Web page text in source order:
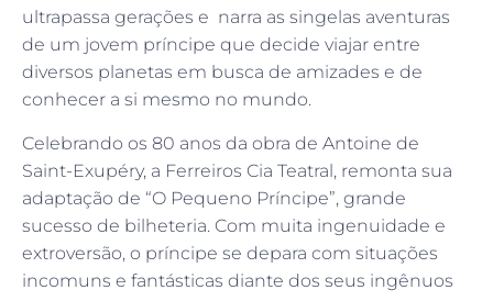
ultrapassa gerações e narra as singelas aventuras
de um jovem príncipe que decide viajar entre
diversos planetas em busca de amizades e de
conhecer a si mesmo no mundo.
Celebrando os 80 anos da obra de Antoine de
Saint-Exupéry, a Ferreiros Cia Teatral, remonta sua
adaptação de “O Pequeno Príncipe”, grande
sucesso de bilheteria. Com muita ingenuidade e
extroversão, o príncipe se depara com situações
incomuns e fantásticas diante dos seus ingênuos